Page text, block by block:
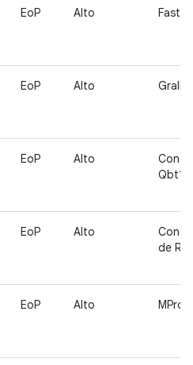
EoP Alto
EoP Alto
EoP Alto
EoP Alto
de
EoP Alto MProc